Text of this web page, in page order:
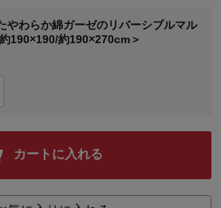
やわらか綿ガーゼのリバーシブルマル
190×190/約190×270cm＞
カートに入れる